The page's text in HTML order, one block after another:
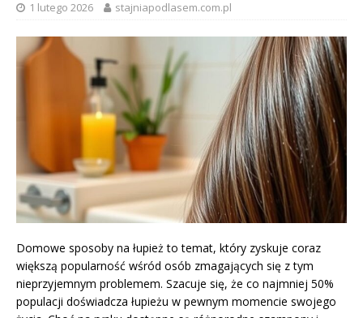
1 lutego 2026 stajniapodlasem.com.pl
Domowe sposoby na łupież to temat, który zyskuje coraz
większą popularność wśród osób zmagających się z tym
nieprzyjemnym problemem. Szacuje się, że co najmniej 50%
populacji doświadcza łupieżu w pewnym momencie swojego